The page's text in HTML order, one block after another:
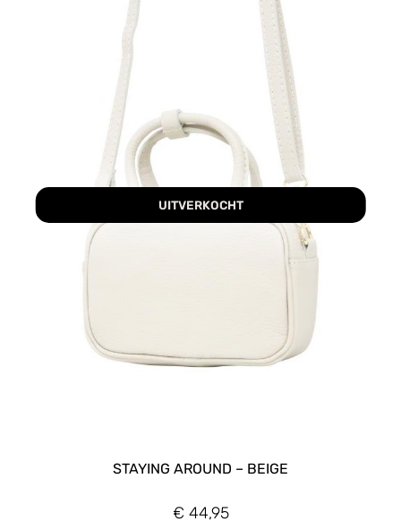
UITVERKOCHT
STAYING AROUND – BEIGE
€ 44,95